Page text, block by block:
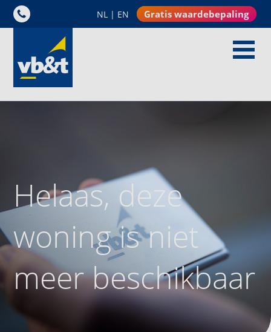
NL | EN Gratis waardebepaling
Helaas, deze
woning is niet
meer beschikbaar